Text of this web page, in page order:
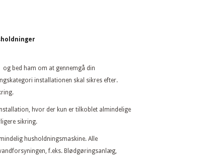
og bed ham om at gennemgå din
installationen skal sikres efter.
hvor der kun er tilkoblet almindelige
sikring.
husholdningsmaskine. Alle
f.eks. Blødgøringsanlæg,